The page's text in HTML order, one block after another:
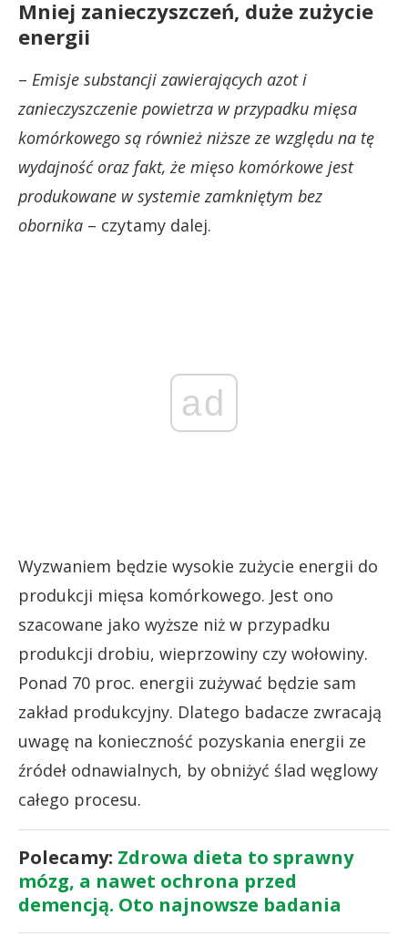
Mniej zanieczyszczeń, duże zużycie
energii
– Emisje substancji zawierających azot i
zanieczyszczenie powietrza w przypadku mięsa
komórkowego są również niższe ze względu na tę
wydajność oraz fakt, że mięso komórkowe jest
produkowane w systemie zamkniętym bez
obornika – czytamy dalej.
ad
Wyzwaniem będzie wysokie zużycie energii do
produkcji mięsa komórkowego. Jest ono
szacowane jako wyższe niż w przypadku
produkcji drobiu, wieprzowiny czy wołowiny.
Ponad 70 proc. energii zużywać będzie sam
zakład produkcyjny. Dlatego badacze zwracają
uwagę na konieczność pozyskania energii ze
źródeł odnawialnych, by obniżyć ślad węglowy
całego procesu.
Polecamy: Zdrowa dieta to sprawny
mózg, a nawet ochrona przed
demencją. Oto najnowsze badania